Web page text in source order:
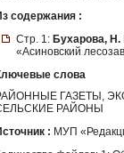
содержания :
Стр. 1: Бухарова, Н.
«Асиновский
слова
ГАЗЕТЫ,
РАЙОНЫ
: МУП